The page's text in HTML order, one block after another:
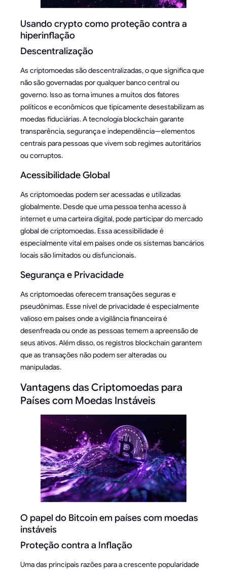
Usando crypto como proteção contra a
hiperinflação
Descentralização
As criptomoedas são descentralizadas, o que significa que
não são governadas por qualquer banco central ou
governo. Isso as torna imunes a muitos dos fatores
políticos e econômicos que tipicamente desestabilizam as
moedas fiduciárias. A tecnologia blockchain garante
transparência, segurança e independência—elementos
centrais para pessoas que vivem sob regimes autoritários
ou corruptos.
Acessibilidade Global
As criptomoedas podem ser acessadas e utilizadas
globalmente. Desde que uma pessoa tenha acesso à
internet e uma carteira digital, pode participar do mercado
global de criptomoedas. Essa acessibilidade é
especialmente vital em países onde os sistemas bancários
locais são limitados ou disfuncionais.
Segurança e Privacidade
As criptomoedas oferecem transações seguras e
pseudônimas. Esse nível de privacidade é especialmente
valioso em países onde a vigilância financeira é
desenfreada ou onde as pessoas temem a apreensão de
seus ativos. Além disso, os registros blockchain garantem
que as transações não podem ser alteradas ou
manipuladas.
Vantagens das Criptomoedas para
Países com Moedas Instáveis
O papel do Bitcoin em países com moedas
instáveis
Proteção contra a Inflação
Uma das principais razões para a crescente popularidade